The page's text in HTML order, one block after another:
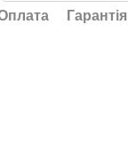
Гарантія